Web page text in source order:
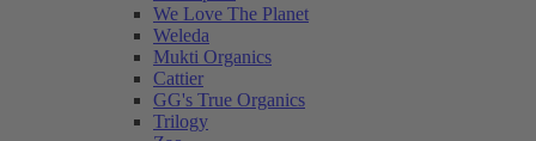
We Love The Planet
Weleda
Mukti Organics
Cattier
GG's True Organics
Trilogy